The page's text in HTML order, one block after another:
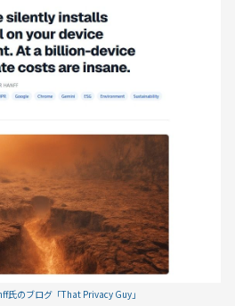
氏のブログ「That Privacy Guy」